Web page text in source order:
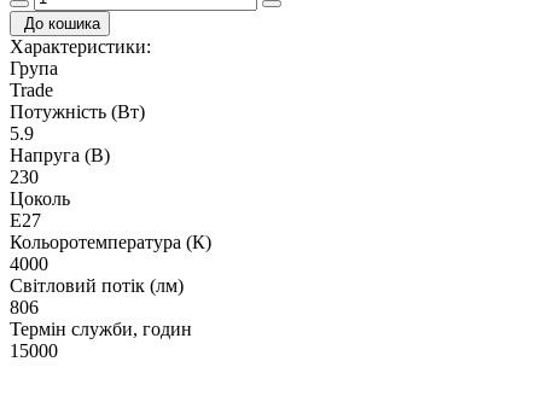
До кошика
Характеристики:
Група
Trade
Потужність (Вт)
5.9
Напруга (В)
230
Цоколь
E27
Кольоротемпература (К)
4000
Світловий потік (лм)
806
Термін служби, годин
15000